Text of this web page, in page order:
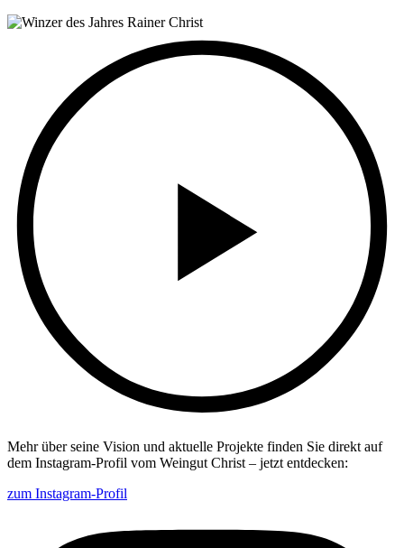
Mehr über seine Vision und aktuelle Projekte finden Sie direkt auf
dem Instagram-Profil vom Weingut Christ – jetzt entdecken:
zum Instagram-Profil